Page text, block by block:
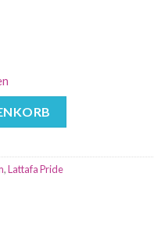
,Lattafa Pride